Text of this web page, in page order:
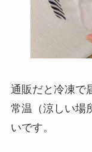
通販だと冷凍で
常温（涼しい場
いです。